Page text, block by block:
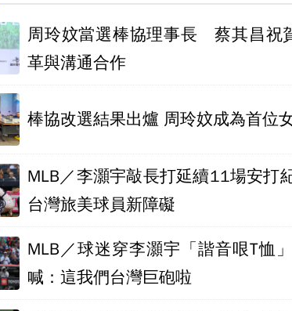
周玲妏當選棒協理事長 蔡其昌祝
革與溝通合作
棒協改選結果出爐 周玲妏成為首位
MLB／李灝宇敲長打延續11場安打
台灣旅美球員新障礙
MLB／球迷穿李灝宇「諧音哏T恤
喊：這我們台灣巨砲啦